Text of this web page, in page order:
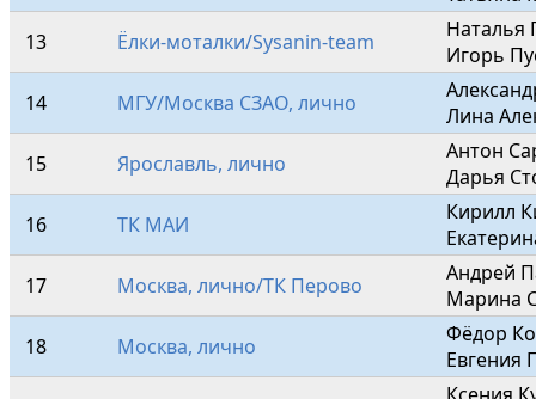
13
Ёлки-моталки/Sysanin-team
Наталья
Игорь
14
МГУ/Москва СЗАО, лично
Лина
15
Ярославль, лично
Антон
Дарья
16
ТК МАИ
Кирилл
17
Москва, лично/ТК Перово
Андрей
Марина
18
Москва, лично
Фёдор
Евгения